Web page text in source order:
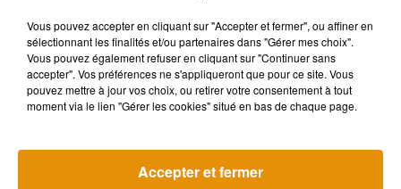
Madonna sort enfin le remix de « Love
Sensation » avec Kylie Minogue
Angèle et
collaboration
+ DE MUSIQUE
Vous pouvez accepter en cliquant sur "Accepter et fermer", ou affiner en
sélectionnant les finalités et/ou partenaires dans "Gérer mes choix".
Vous pouvez également refuser en cliquant sur "Continuer sans
accepter". Vos préférences ne s'appliqueront que pour ce site. Vous
pouvez mettre à jour vos choix, ou retirer votre consentement à tout
moment via le lien "Gérer les cookies" situé en bas de chaque page.
Accepter et fermer